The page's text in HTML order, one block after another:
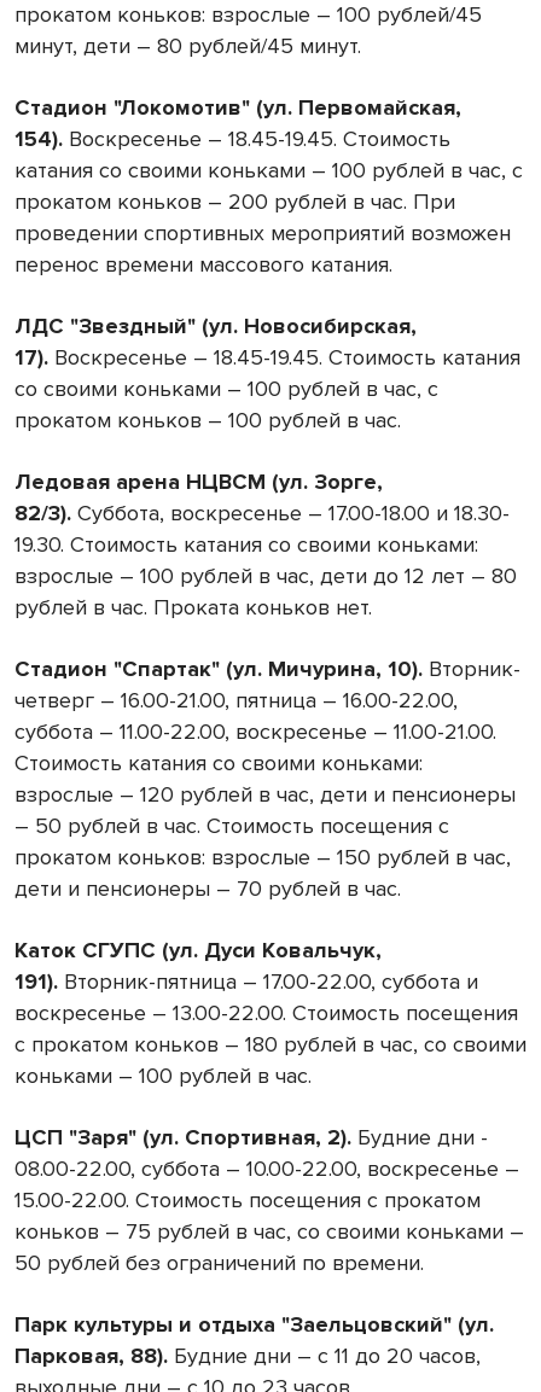
прокатом коньков: взрослые – 100 рублей/45
минут, дети – 80 рублей/45 минут.
Стадион "Локомотив" (ул. Первомайская,
154). Воскресенье – 18.45-19.45. Стоимость
катания со своими коньками – 100 рублей в час, с
прокатом коньков – 200 рублей в час. При
проведении спортивных мероприятий возможен
перенос времени массового катания.
ЛДС "Звездный" (ул. Новосибирская,
17). Воскресенье – 18.45-19.45. Стоимость катания
со своими коньками – 100 рублей в час, с
прокатом коньков – 100 рублей в час.
Ледовая арена НЦВСМ (ул. Зорге,
82/3). Суббота, воскресенье – 17.00-18.00 и 18.30-
19.30. Стоимость катания со своими коньками:
взрослые – 100 рублей в час, дети до 12 лет – 80
рублей в час. Проката коньков нет.
Стадион "Спартак" (ул. Мичурина, 10). Вторник-
четверг – 16.00-21.00, пятница – 16.00-22.00,
суббота – 11.00-22.00, воскресенье – 11.00-21.00.
Стоимость катания со своими коньками:
взрослые – 120 рублей в час, дети и пенсионеры
– 50 рублей в час. Стоимость посещения с
прокатом коньков: взрослые – 150 рублей в час,
дети и пенсионеры – 70 рублей в час.
Каток СГУПС (ул. Дуси Ковальчук,
191). Вторник-пятница – 17.00-22.00, суббота и
воскресенье – 13.00-22.00. Стоимость посещения
с прокатом коньков – 180 рублей в час, со своими
коньками – 100 рублей в час.
ЦСП "Заря" (ул. Спортивная, 2). Будние дни -
08.00-22.00, суббота – 10.00-22.00, воскресенье –
15.00-22.00. Стоимость посещения с прокатом
коньков – 75 рублей в час, со своими коньками –
50 рублей без ограничений по времени.
Парк культуры и отдыха "Заельцовский" (ул.
Парковая, 88). Будние дни – с 11 до 20 часов,